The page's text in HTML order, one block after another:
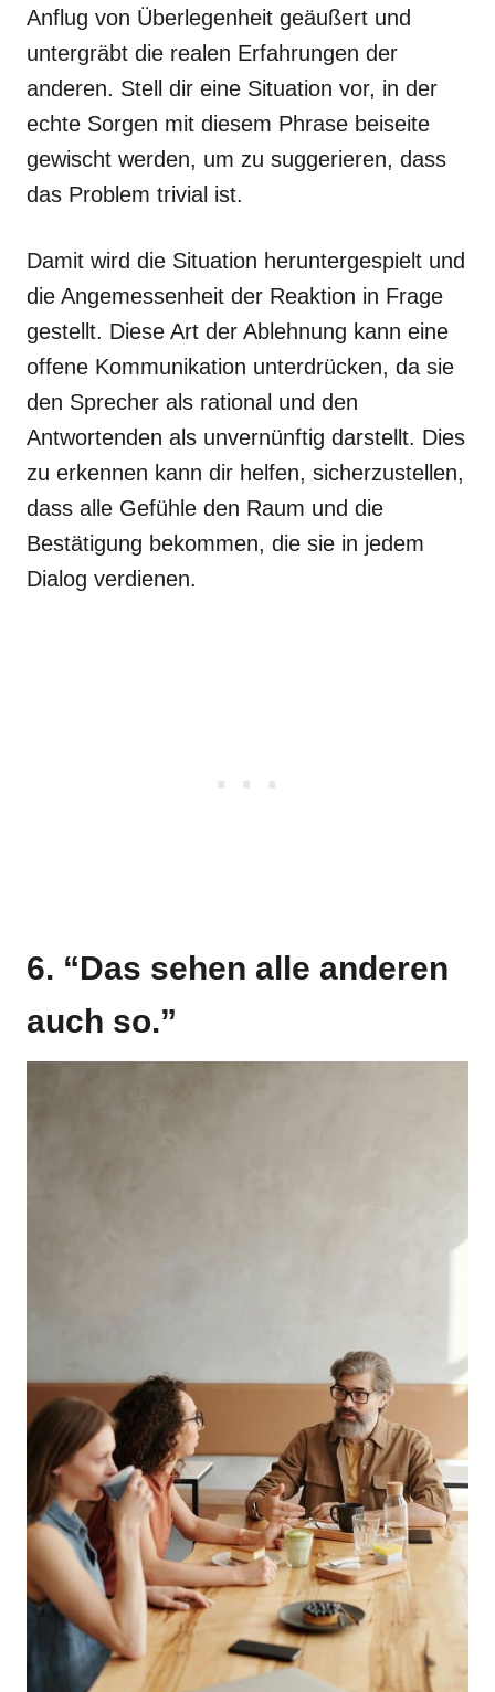
Anflug von Überlegenheit geäußert und
untergräbt die realen Erfahrungen der
anderen. Stell dir eine Situation vor, in der
echte Sorgen mit diesem Phrase beiseite
gewischt werden, um zu suggerieren, dass
das Problem trivial ist.
Damit wird die Situation heruntergespielt und
die Angemessenheit der Reaktion in Frage
gestellt. Diese Art der Ablehnung kann eine
offene Kommunikation unterdrücken, da sie
den Sprecher als rational und den
Antwortenden als unvernünftig darstellt. Dies
zu erkennen kann dir helfen, sicherzustellen,
dass alle Gefühle den Raum und die
Bestätigung bekommen, die sie in jedem
Dialog verdienen.
6. “Das sehen alle anderen
auch so.”